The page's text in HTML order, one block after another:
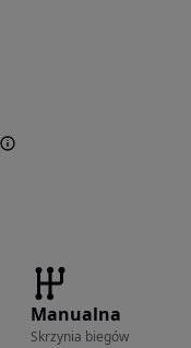
Manualna
Skrzynia biegów